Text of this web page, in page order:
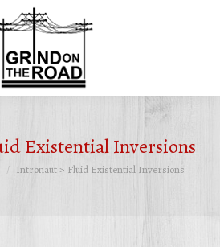
Existential Inversions
Intronaut > Fluid Existential Inversions